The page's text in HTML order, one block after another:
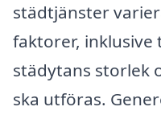
städtjänster
faktorer, inklusive
städytans storlek
ska utföras.